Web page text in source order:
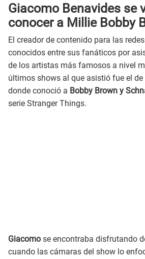
Giacomo Benavides se
conocer a Millie Bobby
El creador de contenido para las
conocidos entre sus fanáticos por
de los artistas más famosos a nivel
últimos shows al que asistió fue el de
donde conoció a Bobby Brown y
serie Stranger Things.
Giacomo se encontraba disfrutando
cuando las cámaras del show lo